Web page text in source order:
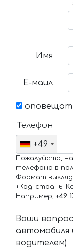
Имя
Е-маил
Телефон
+49
Пожалуйста,
телефона в
Формат
+Код_страны
Например, +49
Ваши
автомобиля
водителем)